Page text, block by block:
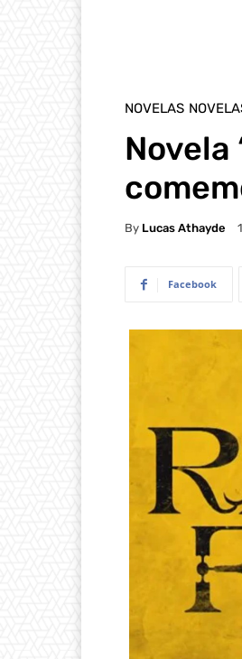
NOVELAS
Novela
By Lucas Athayde
Facebook